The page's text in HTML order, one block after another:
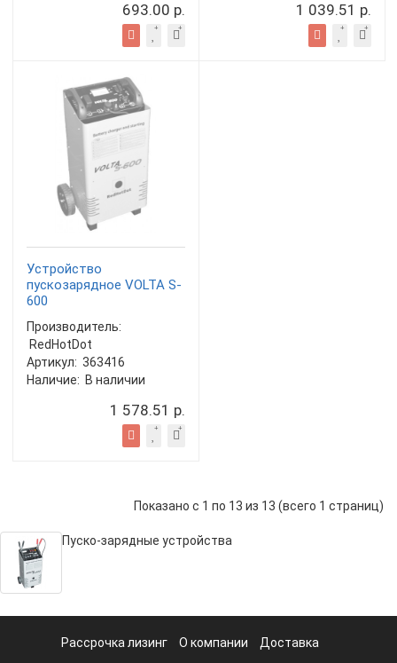
693.00 р. 1 039.51 р.
Устройство
пускозарядное VOLTA S-
600
Производитель:
RedHotDot
Артикул: 363416
Наличие: В наличии
1 578.51 р.
Показано с 1 по 13 из 13 (всего 1 страниц)
Пуско-зарядные устройства
Рассрочка лизинг О компании Доставка